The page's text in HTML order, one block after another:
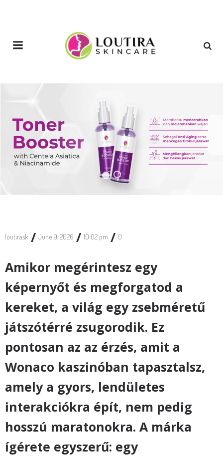
loutirask / June 9, 2026 / 10:02 pm / 0
Amikor megérintesz egy
képernyőt és megforgatod a
kereket, a világ egy zsebméretű
játszótérré zsugorodik. Ez
pontosan az az érzés, amit a
Wonaco kaszinóban tapasztalsz,
amely a gyors, lendületes
interakciókra épít, nem pedig
hosszú maratonokra. A márka
ígérete egyszerű: egy